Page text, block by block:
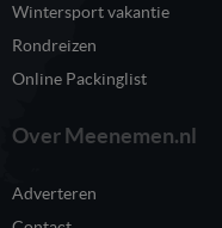
Wintersport vakantie
Rondreizen
Online Packinglist
Over Meenemen.nl
Adverteren